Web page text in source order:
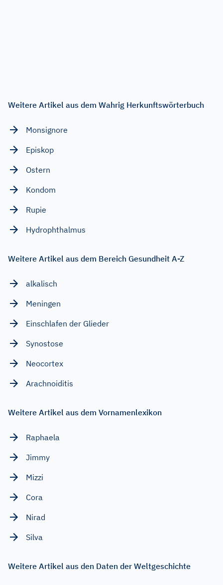
Weitere Artikel aus dem Wahrig Herkunftswörterbuch
Monsignore
Episkop
Ostern
Kondom
Rupie
Hydrophthalmus
Weitere Artikel aus dem Bereich Gesundheit A-Z
alkalisch
Meningen
Einschlafen der Glieder
Synostose
Neocortex
Arachnoiditis
Weitere Artikel aus dem Vornamenlexikon
Raphaela
Jimmy
Mizzi
Cora
Nirad
Silva
Weitere Artikel aus den Daten der Weltgeschichte